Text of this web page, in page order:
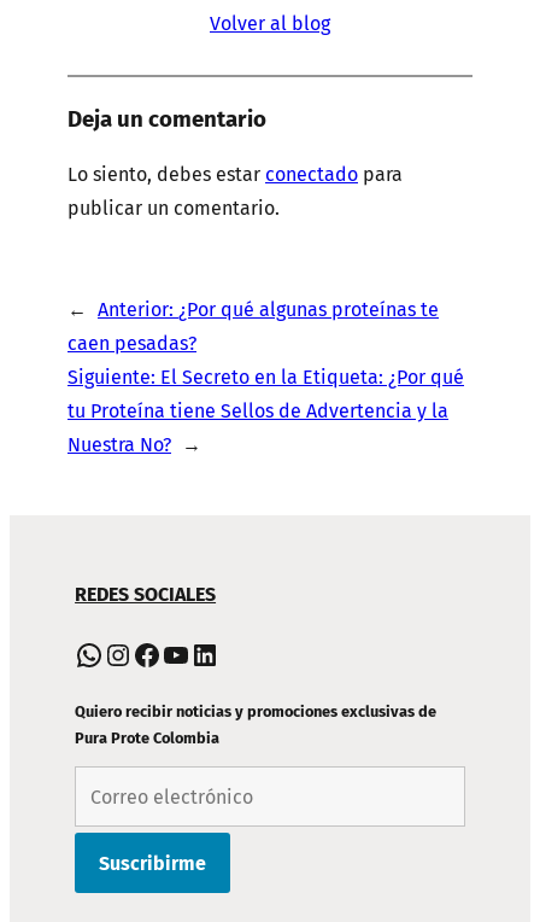
Volver al blog
Deja un comentario
Lo siento, debes estar conectado para
publicar un comentario.
← Anterior: ¿Por qué algunas proteínas te
caen pesadas?
Siguiente: El Secreto en la Etiqueta: ¿Por qué
tu Proteína tiene Sellos de Advertencia y la
Nuestra No?
→
DE
PIE
PÁGINA
REDES SOCIALES
WhatsApp Instagram Facebook YouTube LinkedIn
Quiero recibir noticias y promociones exclusivas de
Pura Prote Colombia